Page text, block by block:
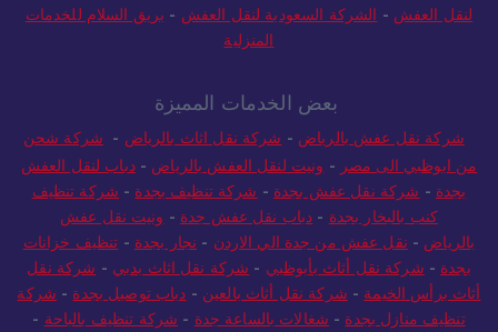
لنقل العفش - الشركة السعودية لنقل العفش - بريق السلام للخدمات
المنزلية
بعض الخدمات المميزة
شركة نقل عفش بالرياض - شركة نقل اثاث بالرياض - شركة شحن
من ابوظبي الى مصر - ونيت لنقل العفش بالرياض -دباب لنقل العفش
بجدة - شركة نقل عفش بجدة - شركة تنظيف بجدة - شركة تنظيف
كنب بالبخار بجدة - دباب نقل عفش جدة - ونيت نقل عفش
بالرياض - نقل عفش من جدة الي الاردن - نجار بجدة - تنظيف خزانات
بجدة - شركة نقل أثاث بأبوظبي - شركة نقل اثاث بدبي - شركة نقل
أثاث برأس الخيمة - شركة نقل أثاث بالعين - دباب توصيل بجدة - شركة
تنظيف منازل بجدة - شغالات بالساعة جدة - شركة تنظيف بالباحة -